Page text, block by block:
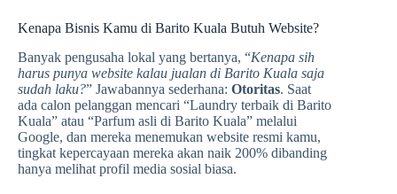
Kenapa Bisnis Kamu di Barito Kuala Butuh Website?
Banyak pengusaha lokal yang bertanya, “Kenapa sih
harus punya website kalau jualan di Barito Kuala saja
sudah laku?” Jawabannya sederhana: Otoritas. Saat
ada calon pelanggan mencari “Laundry terbaik di Barito
Kuala” atau “Parfum asli di Barito Kuala” melalui
Google, dan mereka menemukan website resmi kamu,
tingkat kepercayaan mereka akan naik 200% dibanding
hanya melihat profil media sosial biasa.